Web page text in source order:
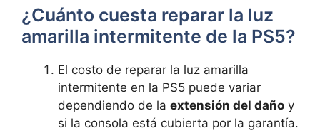
¿Cuánto cuesta reparar la luz
amarilla intermitente de ‌la PS5?
El⁤ costo ‍de reparar la luz‌ amarilla
intermitente en la‍ PS5 puede variar
dependiendo⁤ de la extensión del daño y
si la consola está cubierta por la garantía.